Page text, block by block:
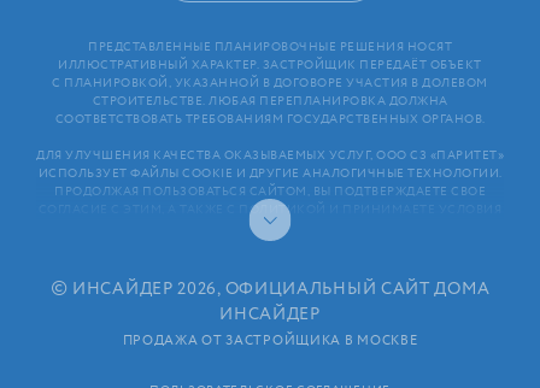
ПРЕДСТАВЛЕННЫЕ ПЛАНИРОВОЧНЫЕ РЕШЕНИЯ НОСЯТ
ИЛЛЮСТРАТИВНЫЙ ХАРАКТЕР. ЗАСТРОЙЩИК ПЕРЕДАЁТ ОБЪЕКТ
С ПЛАНИРОВКОЙ, УКАЗАННОЙ В ДОГОВОРЕ УЧАСТИЯ В ДОЛЕВОМ
СТРОИТЕЛЬСТВЕ. ЛЮБАЯ ПЕРЕПЛАНИРОВКА ДОЛЖНА
СООТВЕТСТВОВАТЬ ТРЕБОВАНИЯМ ГОСУДАРСТВЕННЫХ ОРГАНОВ.
ДЛЯ УЛУЧШЕНИЯ КАЧЕСТВА ОКАЗЫВАЕМЫХ УСЛУГ, ООО СЗ «ПАРИТЕТ»
ИСПОЛЬЗУЕТ ФАЙЛЫ COOKIE И ДРУГИЕ АНАЛОГИЧНЫЕ ТЕХНОЛОГИИ.
ПРОДОЛЖАЯ ПОЛЬЗОВАТЬСЯ САЙТОМ, ВЫ ПОДТВЕРЖДАЕТЕ СВОЕ
СОГЛАСИЕ С ЭТИМ, А ТАКЖЕ С ПОЛИТИКОЙ И ПРИНИМАЕТЕ УСЛОВИЯ
ПОЛЬЗОВАТЕЛЬСКОГО СОГЛАШЕНИЯ. ЛЮБАЯ ИНФОРМАЦИЯ,
ПРЕДСТАВЛЕННАЯ НА САЙТЕ, НОСИТ ИНФОРМАЦИОННЫЙ ХАРАКТЕР
ЗАСТРОЙЩИКОМ (В ТОМ ЧИСЛЕ РАЗМЕЩЕНИЕ ПРОЕКТНЫХ
ДЕКЛАРАЦИЙ И ИНЫХ ОБЯЗАТЕЛЬНЫХ ДОКУМЕНТОВ)
В СООТВЕТСТВИИ СО СТАТЬЕЙ 3.1. ФЕДЕРАЛЬНОГО ЗАКОНА
ОТ 30.12.2004 N 214⁠-⁠ФЗ «ОБ УЧАСТИИ В ДОЛЕВОМ СТРОИТЕЛЬСТВЕ
© ИНСАЙДЕР 2026, ОФИЦИАЛЬНЫЙ САЙТ ДОМА
ИНСАЙДЕР
ПРОДАЖА ОТ ЗАСТРОЙЩИКА В МОСКВЕ